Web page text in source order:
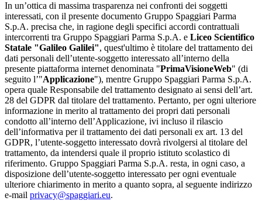
In un’ottica di massima trasparenza nei confronti dei soggetti
interessati, con il presente documento Gruppo Spaggiari Parma
S.p.A. precisa che, in ragione degli specifici accordi contrattuali
intercorrenti tra Gruppo Spaggiari Parma S.p.A. e Liceo Scientifico
Statale "Galileo Galilei", quest'ultimo è titolare del trattamento dei
dati personali dell’utente-soggetto interessato all’interno della
presente piattaforma internet denominata "PrimaVisioneWeb" (di
seguito l’"Applicazione"), mentre Gruppo Spaggiari Parma S.p.A.
opera quale Responsabile del trattamento designato ai sensi dell’art.
28 del GDPR dal titolare del trattamento. Pertanto, per ogni ulteriore
informazione in merito al trattamento dei propri dati personali
condotto all’interno dell’Applicazione, ivi incluso il rilascio
dell’informativa per il trattamento dei dati personali ex art. 13 del
GDPR, l’utente-soggetto interessato dovrà rivolgersi al titolare del
trattamento, da intendersi quale il proprio istituto scolastico di
riferimento. Gruppo Spaggiari Parma S.p.A. resta, in ogni caso, a
disposizione dell’utente-soggetto interessato per ogni eventuale
ulteriore chiarimento in merito a quanto sopra, al seguente indirizzo
e-mail privacy@spaggiari.eu.